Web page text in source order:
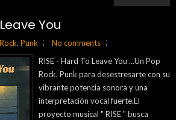
You
, Punk
No comments
RISE - Hard To Leave You ...Un Pop
Rock, Punk para desestresarte con su
vibrante potencia sonora y una
interpretación vocal fuerte.El
proyecto musical " RISE " busca